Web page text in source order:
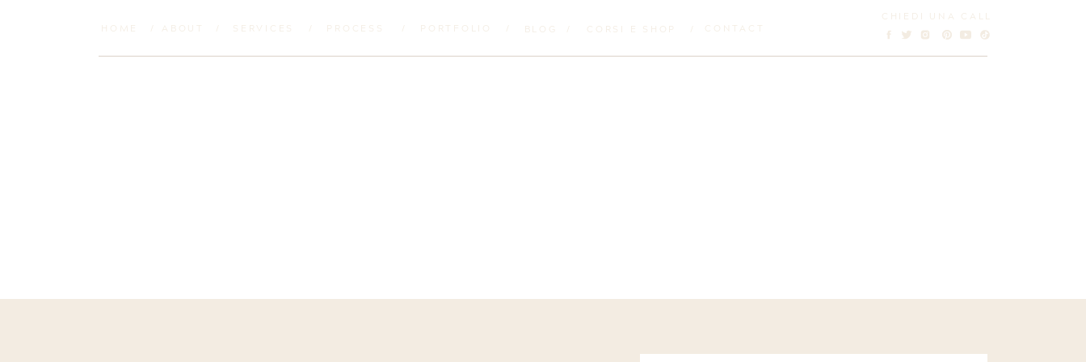
CONTACT
CHIEDI UNA CALL
BLOG CORSI E SHOP
PORTFOLIO
PROCESS
SERVICES
ABOUT
HOME